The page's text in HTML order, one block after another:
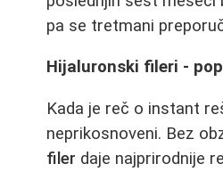
pa se tretmani
Hijaluronski fileri -
Kada je reč o instant
neprikosnoveni. Bez
filer daje najprirodnije